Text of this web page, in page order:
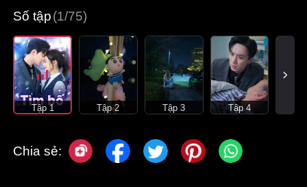
Số tập(1/75)
Tập 1 Tập 2 Tập 3 Tập 4
Chia sẻ: